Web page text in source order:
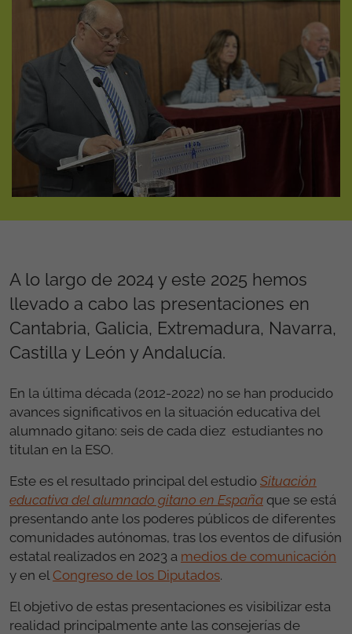
A lo largo de 2024 y este 2025 hemos
llevado a cabo las presentaciones en
Cantabria, Galicia, Extremadura, Navarra,
Castilla y León y Andalucía.
En la última década (2012-2022) no se han producido
avances significativos en la situación educativa del
alumnado gitano: seis de cada diez estudiantes no
titulan en la ESO.
Este es el resultado principal del estudio Situación
educativa del alumnado gitano en España que se está
presentando ante los poderes públicos de diferentes
comunidades autónomas, tras los eventos de difusión
estatal realizados en 2023 a medios de comunicación
y en el Congreso de los Diputados.
El objetivo de estas presentaciones es visibilizar esta
realidad principalmente ante las consejerías de